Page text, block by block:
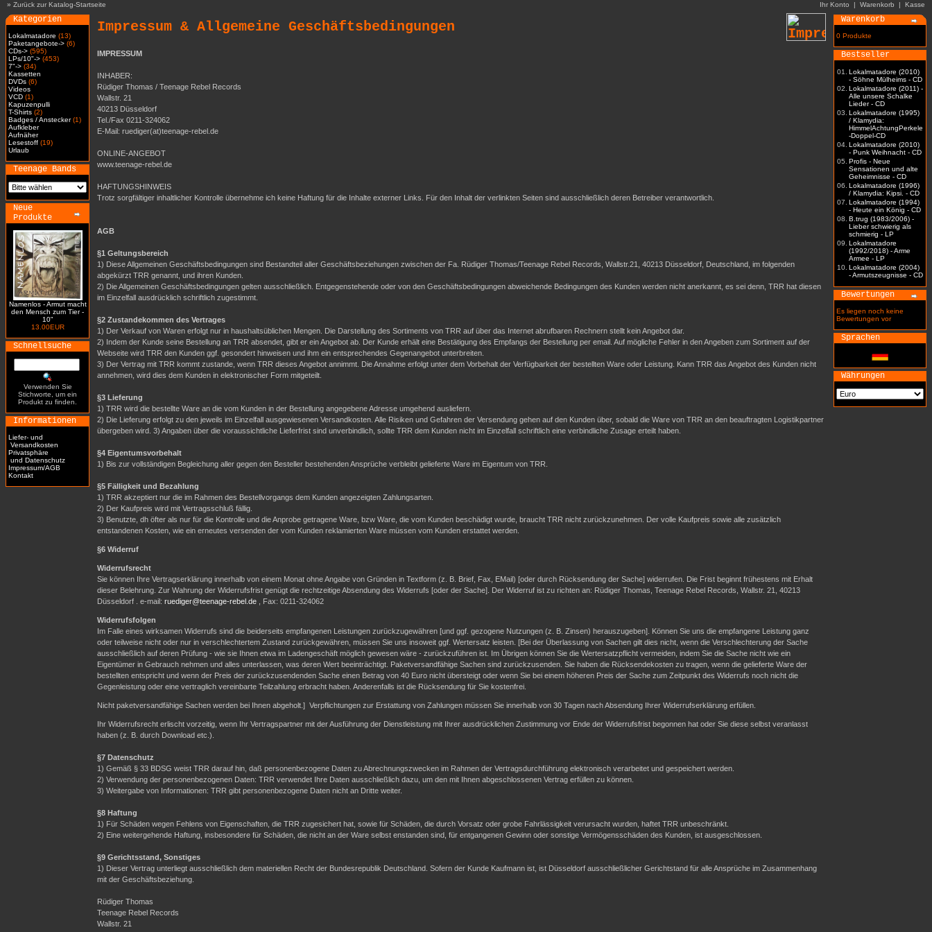
» Zurück zur Katalog-Startseite Ihr Konto | Warenkorb | Kasse
Kategorien
Lokalmatadore (13)
Paketangebote-> (6)
CDs-> (595)
LPs/10"-> (453)
7"-> (34)
Kassetten
DVDs (6)
Videos
VCD (1)
Kapuzenpulli
T-Shirts (2)
Badges / Anstecker(1)
Aufkleber
Aufnäher
Lesestoff (19)
Urlaub
Teenage Bands
Neue
Produkte
Namenlos - Armut macht
den Mensch zum Tier -
10"
13.00EUR
Schnellsuche
Verwenden Sie
Stichworte, um ein
Produkt zu finden.
Informationen
Liefer- und
Versandkosten
Privatsphäre
und Datenschutz
Impressum/AGB
Kontakt
Impressum & Allgemeine Geschäftsbedingungen
IMPRESSUM
INHABER:
Rüdiger Thomas / Teenage Rebel Records
Wallstr. 21
40213 Düsseldorf
Tel./Fax 0211-324062
E-Mail: ruediger(at)teenage-rebel.de
ONLINE-ANGEBOT
www.teenage-rebel.de
HAFTUNGSHINWEIS
Trotz sorgfältiger inhaltlicher Kontrolle übernehme ich keine Haftung für die Inhalte externer Links. Für den Inhalt der verlinkten Seiten sind ausschließlich deren Betreiber verantwortlich.
AGB
§1 Geltungsbereich
1) Diese Allgemeinen Geschäftsbedingungen sind Bestandteil aller Geschäftsbeziehungen zwischen der Fa. Rüdiger Thomas/Teenage Rebel Records, Wallstr.21, 40213 Düsseldorf, Deutschland, im folgenden
abgekürzt TRR genannt, und ihren Kunden.
2) Die Allgemeinen Geschäftsbedingungen gelten ausschließlich. Entgegenstehende oder von den Geschäftsbedingungen abweichende Bedingungen des Kunden werden nicht anerkannt, es sei denn, TRR hat diesen
im Einzelfall ausdrücklich schriftlich zugestimmt.
§2 Zustandekommen des Vertrages
1) Der Verkauf von Waren erfolgt nur in haushaltsüblichen Mengen. Die Darstellung des Sortiments von TRR auf über das Internet abrufbaren Rechnern stellt kein Angebot dar.
2) Indem der Kunde seine Bestellung an TRR absendet, gibt er ein Angebot ab. Der Kunde erhält eine Bestätigung des Empfangs der Bestellung per email. Auf mögliche Fehler in den Angeben zum Sortiment auf der
Webseite wird TRR den Kunden ggf. gesondert hinweisen und ihm ein entsprechendes Gegenangebot unterbreiten.
3) Der Vertrag mit TRR kommt zustande, wenn TRR dieses Angebot annimmt. Die Annahme erfolgt unter dem Vorbehalt der Verfügbarkeit der bestellten Ware oder Leistung. Kann TRR das Angebot des Kunden nicht
annehmen, wird dies dem Kunden in elektronischer Form mitgeteilt.
§3 Lieferung
1) TRR wird die bestellte Ware an die vom Kunden in der Bestellung angegebene Adresse umgehend ausliefern.
2) Die Lieferung erfolgt zu den jeweils im Einzelfall ausgewiesenen Versandkosten. Alle Risiken und Gefahren der Versendung gehen auf den Kunden über, sobald die Ware von TRR an den beauftragten Logistikpartner
übergeben wird. 3) Angaben über die voraussichtliche Lieferfrist sind unverbindlich, sollte TRR dem Kunden nicht im Einzelfall schriftlich eine verbindliche Zusage erteilt haben.
§4 Eigentumsvorbehalt
1) Bis zur vollständigen Begleichung aller gegen den Besteller bestehenden Ansprüche verbleibt gelieferte Ware im Eigentum von TRR.
§5 Fälligkeit und Bezahlung
1) TRR akzeptiert nur die im Rahmen des Bestellvorgangs dem Kunden angezeigten Zahlungsarten.
2) Der Kaufpreis wird mit Vertragsschluß fällig.
3) Benutzte, dh öfter als nur für die Kontrolle und die Anprobe getragene Ware, bzw Ware, die vom Kunden beschädigt wurde, braucht TRR nicht zurückzunehmen. Der volle Kaufpreis sowie alle zusätzlich
entstandenen Kosten, wie ein erneutes versenden der vom Kunden reklamierten Ware müssen vom Kunden erstattet werden.
§6 Widerruf
Widerrufsrecht
Sie können Ihre Vertragserklärung innerhalb von einem Monat ohne Angabe von Gründen in Textform (z. B. Brief, Fax, E­Mail) [oder durch Rücksendung der Sache] widerrufen. Die Frist beginnt frühestens mit Erhalt
dieser Belehrung. Zur Wahrung der Widerrufsfrist genügt die rechtzeitige Absendung des Widerrufs [oder der Sache]. Der Widerruf ist zu richten an: Rüdiger Thomas, Teenage Rebel Records, Wallstr. 21, 40213
Düsseldorf . e-mail: ruediger@teenage-rebel.de , Fax: 0211-324062
Widerrufsfolgen
Im Falle eines wirksamen Widerrufs sind die beiderseits empfangenen Leistungen zurückzugewähren [und ggf. gezogene Nutzungen (z. B. Zinsen) herauszugeben]. Können Sie uns die empfangene Leistung ganz
oder teilweise nicht oder nur in verschlechtertem Zustand zurückgewähren, müssen Sie uns insoweit ggf. Wertersatz leisten. [Bei der Überlassung von Sachen gilt dies nicht, wenn die Verschlechterung der Sache
ausschließlich auf deren Prüfung - wie sie Ihnen etwa im Ladengeschäft möglich gewesen wäre - zurückzuführen ist. Im Übrigen können Sie die Wertersatzpflicht vermeiden, indem Sie die Sache nicht wie ein
Eigentümer in Gebrauch nehmen und alles unterlassen, was deren Wert beeinträchtigt. Paketversandfähige Sachen sind zurückzusenden. Sie haben die Rücksendekosten zu tragen, wenn die gelieferte Ware der
bestellten entspricht und wenn der Preis der zurückzusendenden Sache einen Betrag von 40 Euro nicht übersteigt oder wenn Sie bei einem höheren Preis der Sache zum Zeitpunkt des Widerrufs noch nicht die
Gegenleistung oder eine vertraglich vereinbarte Teilzahlung erbracht haben. Anderenfalls ist die Rücksendung für Sie kostenfrei.
Nicht paketversandfähige Sachen werden bei Ihnen abgeholt.] Verpflichtungen zur Erstattung von Zahlungen müssen Sie innerhalb von 30 Tagen nach Absendung Ihrer Widerrufserklärung erfüllen.
Ihr Widerrufsrecht erlischt vorzeitig, wenn Ihr Vertragspartner mit der Ausführung der Dienstleistung mit Ihrer ausdrücklichen Zustimmung vor Ende der Widerrufsfrist begonnen hat oder Sie diese selbst veranlasst
haben (z. B. durch Download etc.).
§7 Datenschutz
1) Gemäß § 33 BDSG weist TRR darauf hin, daß personenbezogene Daten zu Abrechnungszwecken im Rahmen der Vertragsdurchführung elektronisch verarbeitet und gespeichert werden.
2) Verwendung der personenbezogenen Daten: TRR verwendet Ihre Daten ausschließlich dazu, um den mit Ihnen abgeschlossenen Vertrag erfüllen zu können.
3) Weitergabe von Informationen: TRR gibt personenbezogene Daten nicht an Dritte weiter.
§8 Haftung
1) Für Schäden wegen Fehlens von Eigenschaften, die TRR zugesichert hat, sowie für Schäden, die durch Vorsatz oder grobe Fahrlässigkeit verursacht wurden, haftet TRR unbeschränkt.
2) Eine weitergehende Haftung, insbesondere für Schäden, die nicht an der Ware selbst enstanden sind, für entgangenen Gewinn oder sonstige Vermögensschäden des Kunden, ist ausgeschlossen.
§9 Gerichtsstand, Sonstiges
1) Dieser Vertrag unterliegt ausschließlich dem materiellen Recht der Bundesrepublik Deutschland. Sofern der Kunde Kaufmann ist, ist Düsseldorf ausschließlicher Gerichtstand für alle Ansprüche im Zusammenhang
mit der Geschäftsbeziehung.
Rüdiger Thomas
Teenage Rebel Records
Wallstr. 21
Warenkorb
0 Produkte
Bestseller
01.
Lokalmatadore (2010)
- Söhne Mülheims - CD
02. Lokalmatadore (2011) -
Alle unsere Schalke
Lieder - CD
03. Lokalmatadore (1995)
/ Klamydia:
HimmelAchtungPerkele
-Doppel-CD
04. Lokalmatadore (2010)
- Punk Weihnacht - CD
05. Profis - Neue
Sensationen und alte
Geheimnisse - CD
06. Lokalmatadore (1996)
/ Klamydia: Kipsi. - CD
07. Lokalmatadore (1994)
- Heute ein König - CD
08. B.trug (1983/2006) -
Lieber schwierig als
schmierig - LP
09. Lokalmatadore
(1992/2018) - Arme
Armee - LP
10. Lokalmatadore (2004)
- Armutszeugnisse - CD
Bewertungen
Es liegen noch keine
Bewertungen vor
Sprachen
Währungen